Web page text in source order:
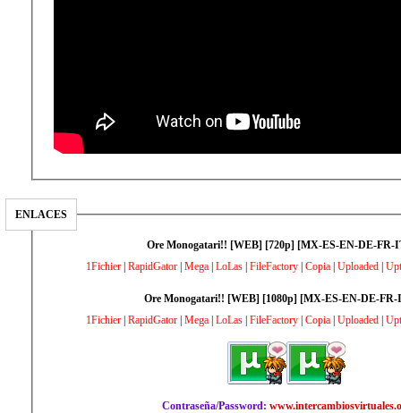
ENLACES
Ore Monogatari!! [WEB] [720p] [MX-ES-EN-DE-FR-
1Fichier RapidGator Mega LoLas FileFactory Copia Uploaded
Ore Monogatari!! [WEB] [1080p] [MX-ES-EN-DE-FR-
1Fichier RapidGator Mega LoLas FileFactory Copia Uploaded
Contraseña/Password: